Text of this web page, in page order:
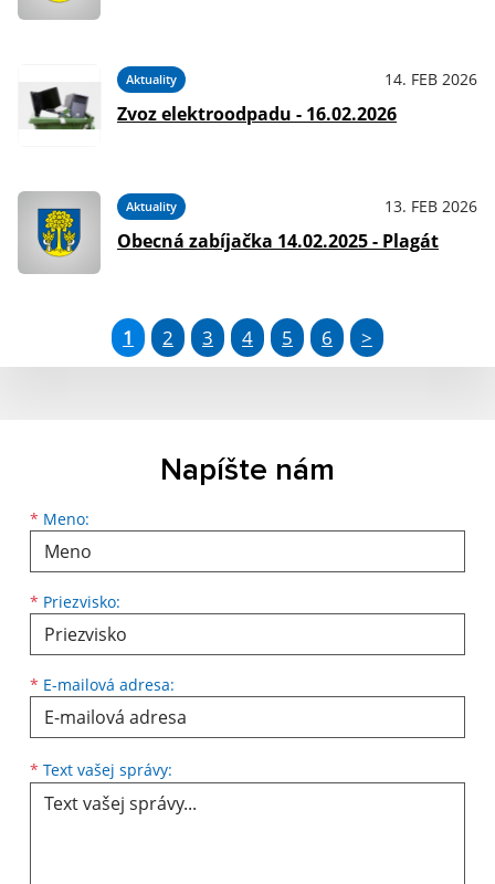
Aktuality 14. FEB 2026
Zvoz elektroodpadu - 16.02.2026
Aktuality 13. FEB 2026
Obecná zabíjačka 14.02.2025 - Plagát
1 2 3 4 5 6 >
Napíšte nám
* Meno:
Meno
* Priezvisko:
Priezvisko
* E-mailová adresa:
E-mailová adresa
* Text vašej správy: